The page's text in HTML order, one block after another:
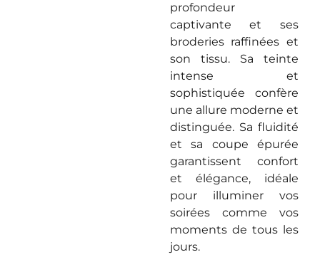
profondeur
captivante et ses
broderies raffinées et
son tissu. Sa teinte
intense et
sophistiquée confère
une allure moderne et
distinguée. Sa fluidité
et sa coupe épurée
garantissent confort
et élégance, idéale
pour illuminer vos
soirées comme vos
moments de tous les
jours.